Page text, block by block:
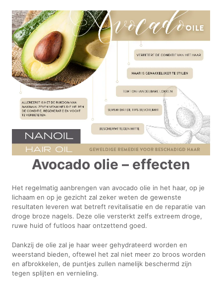
Avocado olie – effecten
Het regelmatig aanbrengen van avocado olie in het haar, op je
lichaam en op je gezicht zal zeker weten de gewenste
resultaten leveren wat betreft revitalisatie en de reparatie van
droge broze nagels. Deze olie versterkt zelfs extreem droge,
ruwe huid of futloos haar ontzettend goed.
Dankzij de olie zal je haar weer gehydrateerd worden en
weerstand bieden, oftewel het zal niet meer zo broos worden
en afbrokkelen, de puntjes zullen namelijk beschermd zijn
tegen splijten en vernieling.